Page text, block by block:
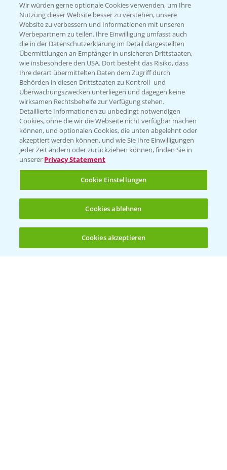
Rundgang über die Raps DEMOS
24.03.2025
Standortreport Einbeck Erzhausen - DK
Expose, der Großrahmige!
07.08.2024
(noch 4)
Wir würden gerne optionale Cookies verwenden, um Ihre
Nutzung dieser Website besser zu verstehen, unsere
Website zu verbessern und Informationen mit unseren
Werbepartnern zu teilen. Ihre Einwilligung umfasst auch
die in der Datenschutzerklärung im Detail dargestellten
Übermittlungen an Empfänger in unsicheren Drittstaaten,
wie insbesondere den USA. Dort besteht das Risiko, dass
Ihre derart übermittelten Daten dem Zugriff durch
Behörden in diesen Drittstaaten zu Kontroll- und
Überwachungszwecken unterliegen und dagegen keine
wirksamen Rechtsbehelfe zur Verfügung stehen.
Detaillierte Informationen zu unbedingt notwendigen
Cookies, ohne die wir die Webseite nicht verfügbar machen
können, und optionalen Cookies, die unten abgelehnt oder
akzeptiert werden können, und wie Sie Ihre Einwilligungen
jeder Zeit ändern oder zurückziehen können, finden Sie in
unserer Privacy Statement
Cookie Einstellungen
Cookies ablehnen
Cookies akzeptieren